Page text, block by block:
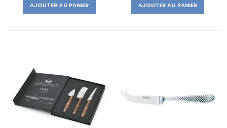
AJOUTER AU PANIER AJOUTER AU PANIER